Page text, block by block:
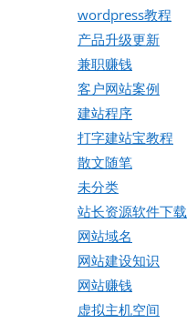
wordpress教程
产品升级更新
兼职赚钱
客户网站案例
建站程序
打字建站宝教程
散文随笔
未分类
站长资源软件下载
网站域名
网站建设知识
网站赚钱
虚拟主机空间